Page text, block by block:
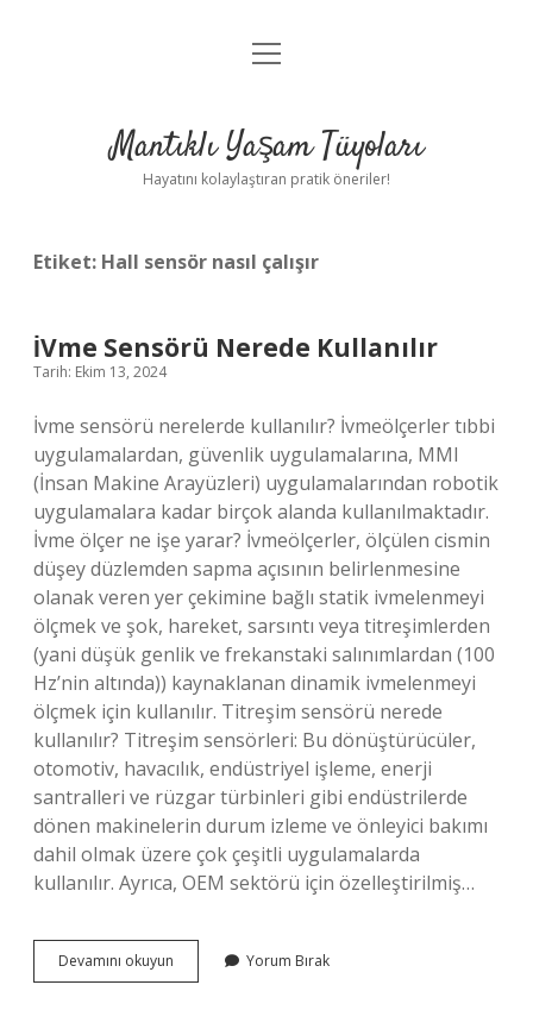
Anasayfa
Yasal Uyarı
menüyü
Mantıklı Yaşam Tüyoları
Hayatını kolaylaştıran pratik öneriler!
Etiket: Hall sensör nasıl çalışır
İVme Sensörü Nerede Kullanılır
Tarih: Ekim 13, 2024
İvme sensörü nerelerde kullanılır? İvmeölçerler tıbbi
uygulamalardan, güvenlik uygulamalarına, MMI
(İnsan Makine Arayüzleri) uygulamalarından robotik
uygulamalara kadar birçok alanda kullanılmaktadır.
İvme ölçer ne işe yarar? İvmeölçerler, ölçülen cismin
düşey düzlemden sapma açısının belirlenmesine
olanak veren yer çekimine bağlı statik ivmelenmeyi
ölçmek ve şok, hareket, sarsıntı veya titreşimlerden
(yani düşük genlik ve frekanstaki salınımlardan (100
Hz’nin altında)) kaynaklanan dinamik ivmelenmeyi
ölçmek için kullanılır. Titreşim sensörü nerede
kullanılır? Titreşim sensörleri: Bu dönüştürücüler,
otomotiv, havacılık, endüstriyel işleme, enerji
santralleri ve rüzgar türbinleri gibi endüstrilerde
dönen makinelerin durum izleme ve önleyici bakımı
dahil olmak üzere çok çeşitli uygulamalarda
kullanılır. Ayrıca, OEM sektörü için özelleştirilmiş…
Devamını okuyun
Sensörü
Yorum Bırak